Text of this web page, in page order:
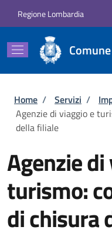
Regione Lombardia
Briciole di
Home / Servizi /
Agenzie di viaggio e
della filiale
Agenzie
turismo:
di chisura